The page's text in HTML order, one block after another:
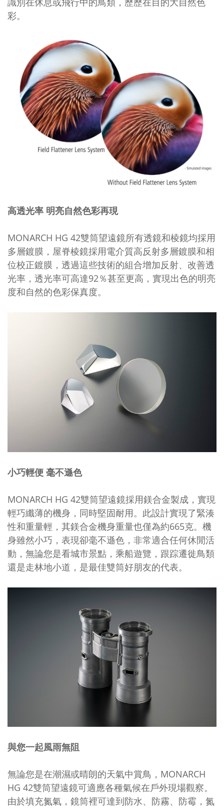
彩。
高透光率 明亮自然色彩再現
MONARCH HG 42雙筒望遠鏡所有透鏡和棱鏡均採用
多層鍍膜，屋脊棱鏡採用電介質高反射多層鍍膜和相
位校正鍍膜，透過這些技術的組合增加反射、改善透
光率，透光率可高達92％甚至更高，實現出色的明亮
度和自然的色彩保真度。
小巧輕便 毫不遜色
MONARCH HG 42雙筒望遠鏡採用鎂合金製成，實現
輕巧纖薄的機身，同時堅固耐用。此設計實現了緊湊
性和重量輕，其鎂合金機身重量也僅為約665克。機
身雖然小巧，表現卻毫不遜色，非常適合任何休閒活
動，無論您是看城市景點，乘船遊覽，跟踪遷徙鳥類
還是走林地小道，是最佳雙筒好朋友的代表。
與您一起風雨無阻
無論您是在潮濕或晴朗的天氣中賞鳥， MONARCH
HG 42雙筒望遠鏡可適應各種氣候在戶外現場觀察。
由於填充氮氣，鏡筒裡可達到防水、防霧、防霉，氮